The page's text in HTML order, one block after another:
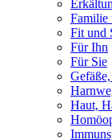
(1.5 – 5 : 1)
(m/m)
Die
E 172,
Wichtige Hinweise:
Familie
Fit und
Für Ihn
Für Sie
Haut,